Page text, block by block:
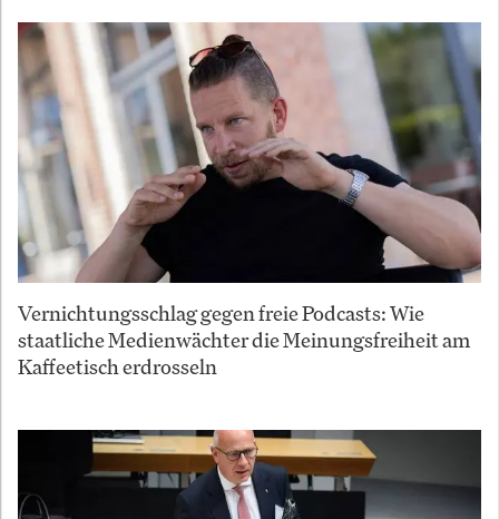
Vernichtungsschlag gegen freie Podcasts: Wie
staatliche Medienwächter die Meinungsfreiheit am
Kaffeetisch erdrosseln